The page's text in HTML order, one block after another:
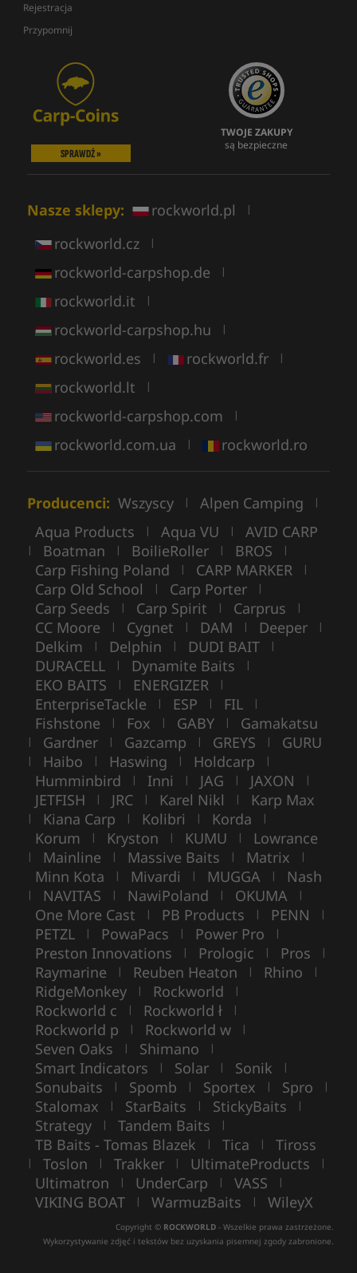
Rejestracja
Przypomnij
SPRAWDŹ »
TWOJE ZAKUPY
są bezpieczne
Nasze sklepy: rockworld.pl |
rockworld.cz |
rockworld-carpshop.de |
rockworld.it |
rockworld-carpshop.hu |
rockworld.es | rockworld.fr |
rockworld.lt |
rockworld-carpshop.com |
rockworld.com.ua | rockworld.ro
Producenci: Wszyscy | Alpen Camping |
Aqua Products | Aqua VU | AVID CARP
| Boatman | BoilieRoller | BROS |
Carp Fishing Poland | CARP MARKER |
Carp Old School | Carp Porter |
Carp Seeds | Carp Spirit | Carprus |
CC Moore | Cygnet | DAM | Deeper |
Delkim | Delphin | DUDI BAIT |
DURACELL | Dynamite Baits |
EKO BAITS | ENERGIZER |
EnterpriseTackle | ESP | FIL |
Fishstone | Fox | GABY | Gamakatsu
| Gardner | Gazcamp | GREYS | GURU
| Haibo | Haswing | Holdcarp |
Humminbird | Inni | JAG | JAXON |
JETFISH | JRC | Karel Nikl | Karp Max
| Kiana Carp | Kolibri | Korda |
Korum | Kryston | KUMU | Lowrance
| Mainline | Massive Baits | Matrix |
Minn Kota | Mivardi | MUGGA | Nash
| NAVITAS | NawiPoland | OKUMA |
One More Cast | PB Products | PENN |
PETZL | PowaPacs | Power Pro |
Preston Innovations | Prologic | Pros |
Raymarine | Reuben Heaton | Rhino |
RidgeMonkey | Rockworld |
Rockworld c | Rockworld ł |
Rockworld p | Rockworld w |
Seven Oaks | Shimano |
Smart Indicators | Solar | Sonik |
Sonubaits | Spomb | Sportex | Spro |
Stalomax | StarBaits | StickyBaits |
Strategy | Tandem Baits |
TB Baits - Tomas Blazek | Tica | Tiross
| Toslon | Trakker | UltimateProducts |
Ultimatron | UnderCarp | VASS |
VIKING BOAT | WarmuzBaits | WileyX
Copyright © ROCKWORLD - Wszelkie prawa zastrzeżone.
Wykorzystywanie zdjęć i tekstów bez uzyskania pisemnej zgody zabronione.